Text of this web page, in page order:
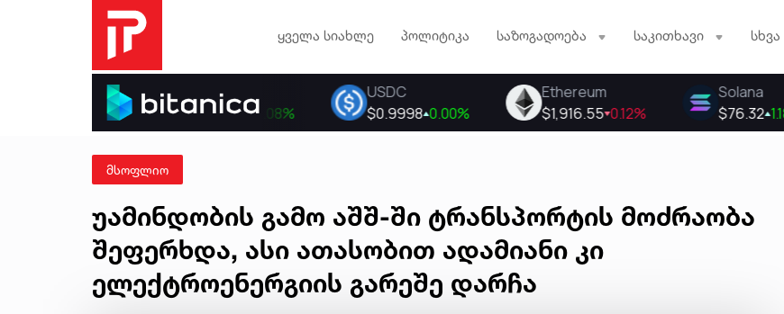
ყველა სიახლე პოლიტიკა საზოგადოება საკითხავი სხვა
მსოფლიო
უამინდობის გამო აშშ-ში ტრანსპორტის მოძრაობა
შეფერხდა, ასი ათასობით ადამიანი კი
ელექტროენერგიის გარეშე დარჩა